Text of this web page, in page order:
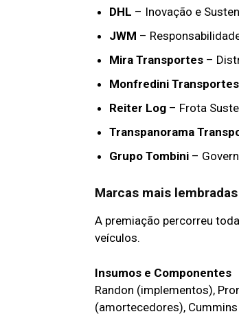
DHL – Inovação e
JWM –
Mira Transportes –
Monfredini Transportes
Reiter Log – Frota
Transpanorama
Grupo Tombini –
Marcas mais
A premiação percorreu
veículos.
Insumos e Componentes
Randon (implementos),
(amortecedores),